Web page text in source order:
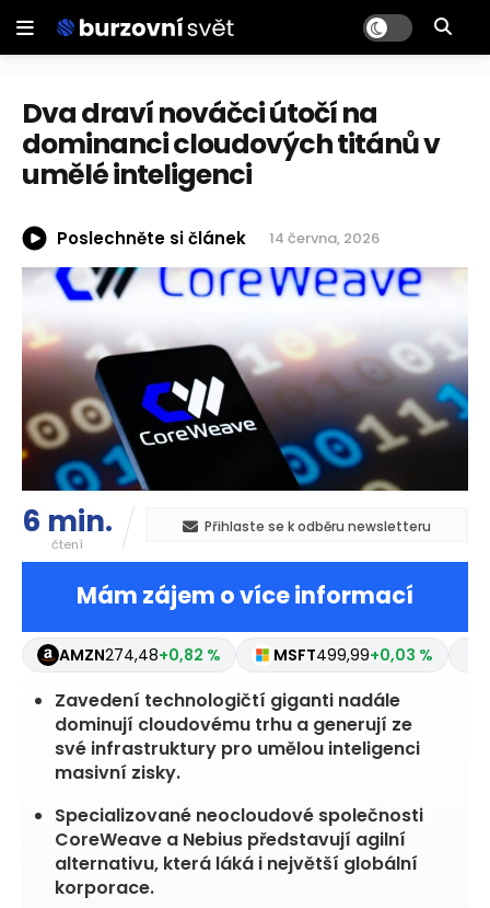
Dva draví nováčci útočí na
dominanci cloudových titánů v
umělé inteligenci
Poslechněte si článek 14 června, 2026
6 min.
čtení
Přihlaste se k odběru newsletteru
Mám zájem o více informací
AMZN274,48+0,82 % MSFT499,99+0,03 %
Zavedení technologičtí giganti nadále
dominují cloudovému trhu a generují ze
své infrastruktury pro umělou inteligenci
masivní zisky.
Specializované neocloudové společnosti
CoreWeave a Nebius představují agilní
alternativu, která láká i největší globální
korporace.